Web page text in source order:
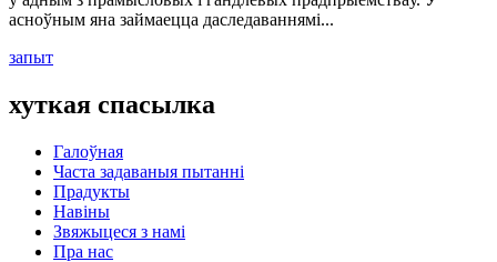
асноўным яна займаецца даследаваннямі...
запыт
хуткая спасылка
Галоўная
Часта задаваныя пытанні
Прадукты
Навіны
Звяжыцеся з намі
Пра нас